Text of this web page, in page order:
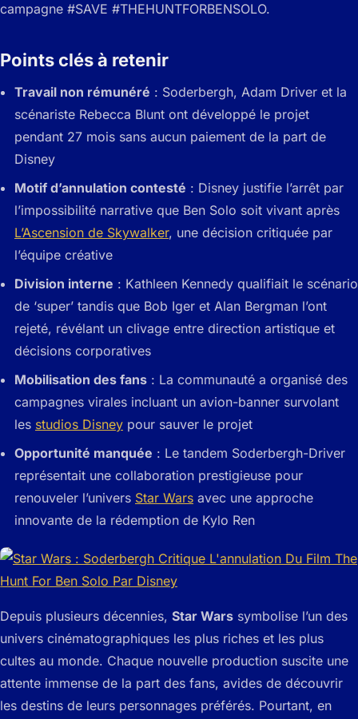
campagne #SAVE #THEHUNTFORBENSOLO.
Points clés à retenir
Travail non rémunéré : Soderbergh, Adam Driver et la
scénariste Rebecca Blunt ont développé le projet
pendant 27 mois sans aucun paiement de la part de
Disney
Motif d’annulation contesté : Disney justifie l’arrêt par
l’impossibilité narrative que Ben Solo soit vivant après
L’Ascension de Skywalker, une décision critiquée par
l’équipe créative
Division interne : Kathleen Kennedy qualifiait le scénario
de ‘super’ tandis que Bob Iger et Alan Bergman l’ont
rejeté, révélant un clivage entre direction artistique et
décisions corporatives
Mobilisation des fans : La communauté a organisé des
campagnes virales incluant un avion-banner survolant
les studios Disney pour sauver le projet
Opportunité manquée : Le tandem Soderbergh-Driver
représentait une collaboration prestigieuse pour
renouveler l’univers Star Wars avec une approche
innovante de la rédemption de Kylo Ren
Depuis plusieurs décennies, Star Wars symbolise l’un des
univers cinématographiques les plus riches et les plus
cultes au monde. Chaque nouvelle production suscite une
attente immense de la part des fans, avides de découvrir
les destins de leurs personnages préférés. Pourtant, en